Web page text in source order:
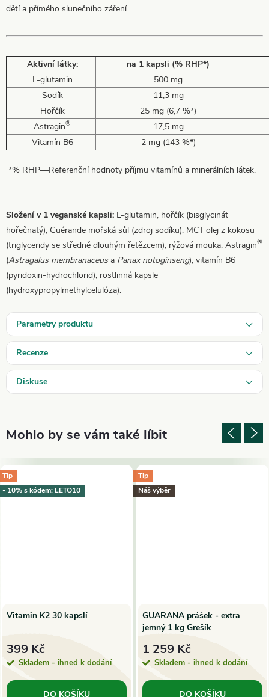
dětí a přímého slunečního záření.
Aktivní látky:
na 1 kapsli (% RHP*)
L-glutamin
500 mg
Sodík
11,3 mg
Hořčík
25 mg (6,7 %*)
Astragin®
17,5 mg
Vitamín B6
2 mg (143 %*)
*% RHP—Referenční hodnoty příjmu vitamínů a minerálních látek.
Složení v 1 veganské kapsli: L-glutamin, hořčík (bisglycinát
hořečnatý), Guérande mořská sůl (zdroj sodíku), MCT olej z kokosu
(triglyceridy se středně dlouhým řetězcem), rýžová mouka, Astragin®
(Astragalus membranaceusa Panax notoginseng), vitamín B6
(pyridoxin-hydrochlorid), rostlinná kapsle
(hydroxypropylmethylcelulóza).
Parametry produktu
Recenze
Diskuse
Tip
- 10% s kódem: LETO10
Vitamin K2 30 kapslí
399 Kč
Skladem - ihned k dodání
DO KOŠÍKU
Tip
Náš výběr
GUARANA prášek - extra
jemný 1 kg Grešík
1 259 Kč
Skladem - ihned k dodání
DO KOŠÍKU